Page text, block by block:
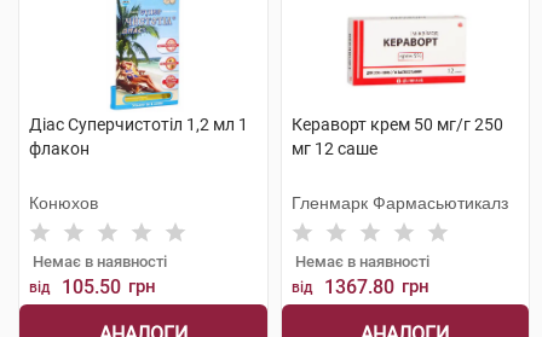
Діас Суперчистотіл 1,2 мл 1
флакон
Конюхов
Немає в наявності
від 105.50 грн
Кераворт крем 50 мг/г 250
мг 12 саше
Гленмарк Фармасьютикалз
Немає в наявності
від 1367.80 грн